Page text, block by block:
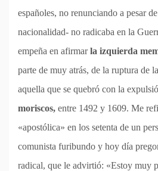
españoles, no renunciando a pesar
nacionalidad- no radicaba en la
empeña en afirmarla izquierda
parte de muy atrás, de la ruptura de la
aquella que se quebró con la
moriscos, entre 1492 y 1609. Me
«apostólica» en los setenta de un
comunista furibundo y hoy día
radical, que le advirtió: «Estoy muy